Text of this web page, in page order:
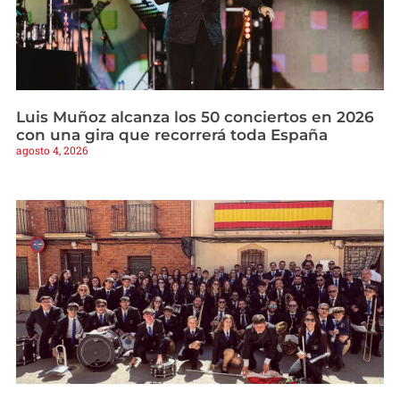
Luis Muñoz alcanza los 50 conciertos en 2026
con una gira que recorrerá toda España
agosto 4, 2026